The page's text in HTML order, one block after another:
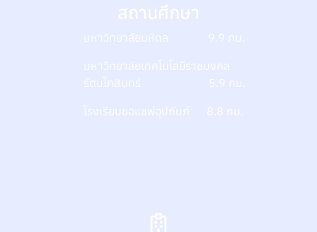
สถานศึกษา
มหาวิทยาลัยมหิดล 9.9 กม.
มหาวิทยาลัยเทคโนโลยีราชมงคล
รัตนโกสินทร์ 5.9 กม.
โรงเรียนยอแซฟอุปถัมภ์ 8.8 กม.